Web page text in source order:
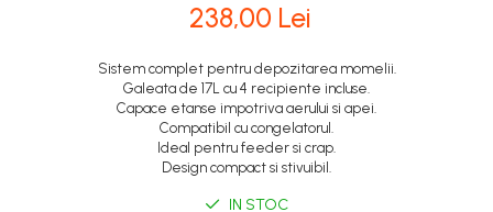
238,00 Lei
Sistem complet pentru depozitarea momelii.
Galeata de 17L cu 4 recipiente incluse.
Capace etanse impotriva aerului si apei.
Compatibil cu congelatorul.
Ideal pentru feeder si crap.
Design compact si stivuibil.
IN STOC